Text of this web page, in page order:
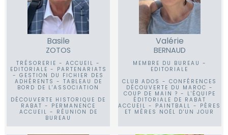
Basile
ZOTOS
TRÉSORERIE - ACCUEIL -
EDITORIALE - PARTENARIATS
- GESTION DU FICHIER DES
ADHÉRENTS - TABLEAU DE
BORD DE L'ASSOCIATION
DÉCOUVERTE HISTORIQUE DE
RABAT - PERMANENCE
ACCUEIL - RÉUNION DE
BUREAU
Valérie
BERNAUD
MEMBRE DU BUREAU -
EDITORIALE
CLUB ADOS - CONFÉRENCES
DÉCOUVERTE DU MAROC -
COUP DE MAIN ? - L'ÉQUIPE
ÉDITORIALE DE RABAT
ACCUEIL - PAINTBALL - PÈRES
ET MÈRES NOËL D'UN JOUR